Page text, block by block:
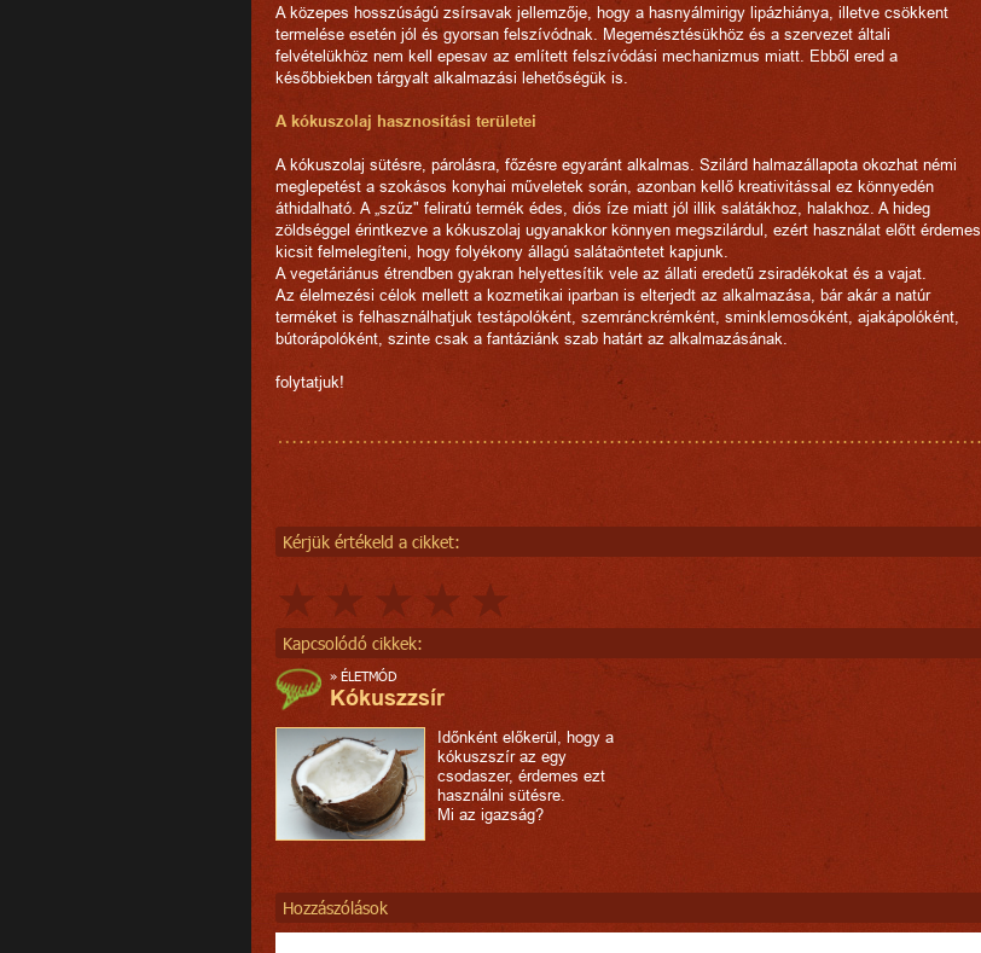
A közepes hosszúságú zsírsavak jellemzője, hogy a hasnyálmirigy lipázhiánya, illetve csökkent
termelése esetén jól és gyorsan felszívódnak. Megemésztésükhöz és a szervezet általi
felvételükhöz nem kell epesav az említett felszívódási mechanizmus miatt. Ebből ered a
későbbiekben tárgyalt alkalmazási lehetőségük is.
A kókuszolaj hasznosítási területei
A kókuszolaj sütésre, párolásra, főzésre egyaránt alkalmas. Szilárd halmazállapota okozhat némi
meglepetést a szokásos konyhai műveletek során, azonban kellő kreativitással ez könnyedén
áthidalható. A „szűz" feliratú termék édes, diós íze miatt jól illik salátákhoz, halakhoz. A hideg
zöldséggel érintkezve a kókuszolaj ugyanakkor könnyen megszilárdul, ezért használat előtt érdemes
kicsit felmelegíteni, hogy folyékony állagú salátaöntetet kapjunk.
A vegetáriánus étrendben gyakran helyettesítik vele az állati eredetű zsiradékokat és a vajat.
Az élelmezési célok mellett a kozmetikai iparban is elterjedt az alkalmazása, bár akár a natúr
terméket is felhasználhatjuk testápolóként, szemránckrémként, sminklemosóként, ajakápolóként,
bútorápolóként, szinte csak a fantáziánk szab határt az alkalmazásának.
folytatjuk!
Kérjük értékeld a cikket:
Kapcsolódó cikkek:
» ÉLETMÓD
Kókuszzsír
Időnként előkerül, hogy a
kókuszszír az egy
csodaszer, érdemes ezt
használni sütésre.
Mi az igazság?
Hozzászólások